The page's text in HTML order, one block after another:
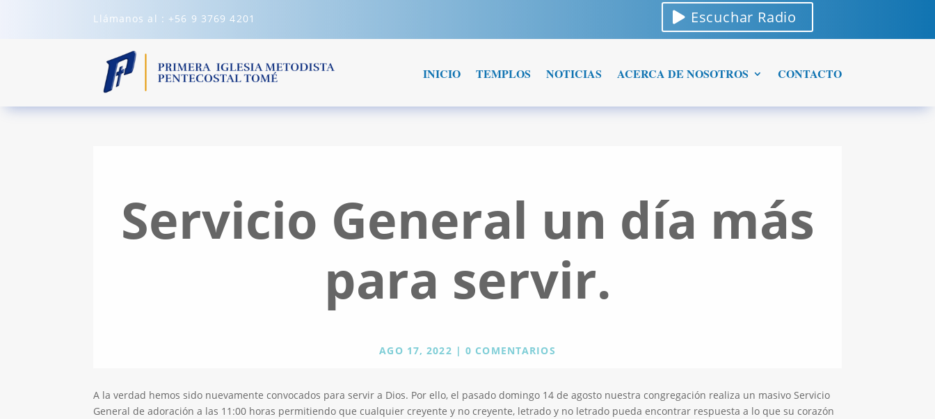
Llámanos al : +56 9 3769 4201 Escuchar Radio
INICIO TEMPLOS NOTICIAS ACERCA DE NOSOTROS CONTACTO
Servicio General un día más
para servir.
AGO 17, 2022 |0 COMENTARIOS
A la verdad hemos sido nuevamente convocados para servir a Dios. Por ello, el pasado domingo 14 de agosto nuestra congregación realiza un masivo Servicio
General de adoración a las 11:00 horas permitiendo que cualquier creyente y no creyente, letrado y no letrado pueda encontrar respuesta a lo que su corazón